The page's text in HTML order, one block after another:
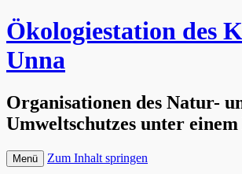
Ökologiestation des
Unna
Organisationen des Natur-
Umweltschutzes unter einem
Menü Zum Inhalt springen